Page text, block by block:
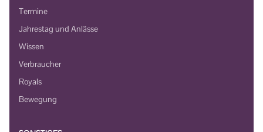
Termine
Jahrestag und Anlässe
Wissen
Verbraucher
Royals
Bewegung